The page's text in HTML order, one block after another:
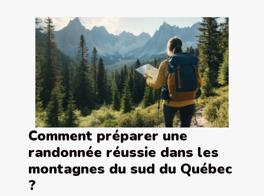
Comment préparer une
randonnée réussie dans les
montagnes du sud du Québec
?